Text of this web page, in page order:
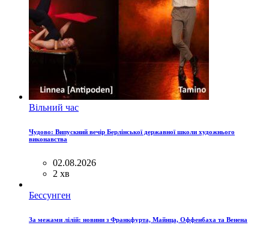
Вільний час
Чудово: Випускний вечір Берлінської державної школи художнього
виконавства
02.08.2026
2 хв
Бессунген
За межами лілій: новини з Франкфурта, Майнца, Оффенбаха та Венена